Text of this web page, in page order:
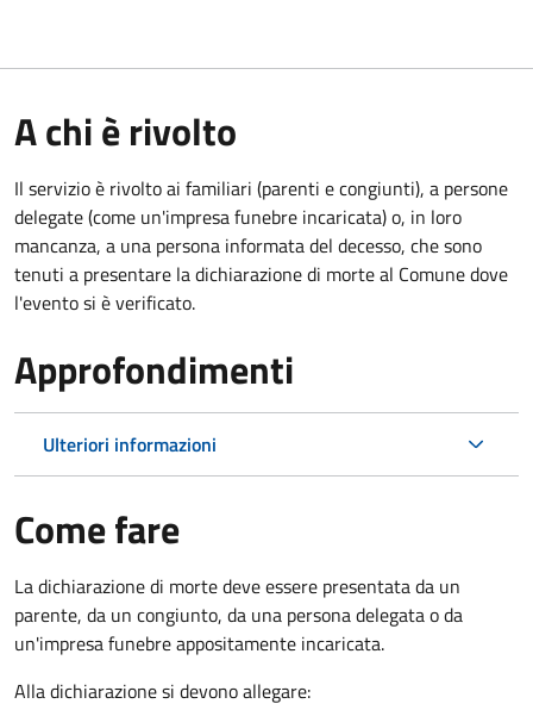
A chi è rivolto
Il servizio è rivolto ai familiari (parenti e congiunti), a persone
delegate (come un'impresa funebre incaricata) o, in loro
mancanza, a una persona informata del decesso, che sono
tenuti a presentare la dichiarazione di morte al Comune dove
l'evento si è verificato.
Approfondimenti
Ulteriori informazioni
Come fare
La dichiarazione di morte deve essere presentata da un
parente, da un congiunto, da una persona delegata o da
un'impresa funebre appositamente incaricata.
Alla dichiarazione si devono allegare: